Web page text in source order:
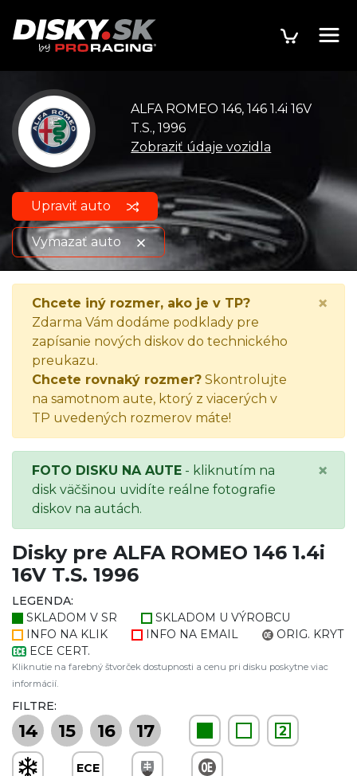
ALFA ROMEO 146, 146 1.4i 16V
T.S., 1996
Zobraziť údaje vozidla
Upraviť auto
Vymazať auto
ALFA ROMEO 146, 146 1.4i
16V T.S., 1996
Zobraziť údaje o
vozidle
Chcete iný rozmer, ako je v TP?
Zdarma Vám dodáme podklady pre
zapísanie nových diskov do technického
preukazu.
Chcete rovnaký rozmer? Skontrolujte
na samotnom aute, ktorý z viacerých v
TP uvedených rozmerov máte!
×
FOTO DISKU NA AUTE - kliknutím na
disk väčšinou uvidíte reálne fotografie
diskov na autách.
×
Disky pre ALFA ROMEO 146 1.4i
16V T.S. 1996
LEGENDA:
SKLADOM V SR
SKLADOM U VÝROBCU
INFO NA KLIK
INFO NA EMAIL
ORIG. KRYT
ECE CERT.
Kliknutie na farebný štvorček dostupnosti a cenu pri disku poskytne viac
informácií.
FILTRE:
14 15 16 17 2
ECE